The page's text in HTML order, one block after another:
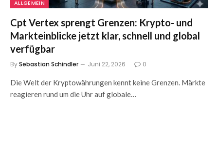
ALLGEMEIN
Cpt Vertex sprengt Grenzen: Krypto- und
Markteinblicke jetzt klar, schnell und global
verfügbar
BySebastian Schindler Juni 22, 2026 0
Die Welt der Kryptowährungen kennt keine Grenzen. Märkte
reagieren rund um die Uhr auf globale…